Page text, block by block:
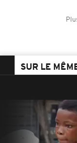
SUR LE